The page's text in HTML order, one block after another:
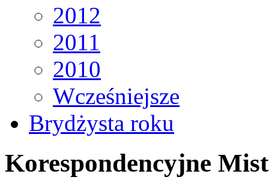
2012
2011
2010
Wcześniejsze
Brydżysta roku
Korespondencyjne